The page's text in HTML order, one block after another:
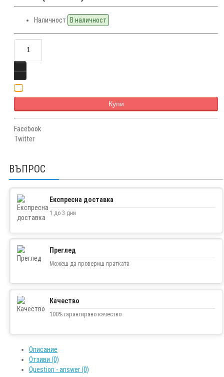
Наличност В наличност
Купи
Facebook
Twitter
ВЪПРОС
Експресна доставка
1 до 3 дни
Преглед
Можеш да провериш пратката
Качество
100% гарантирано качество
Описание
Отзиви (0)
Question - answer (0)